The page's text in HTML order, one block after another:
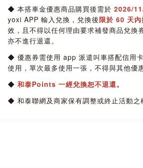
◆ 本搭車金優惠商品購買後需於 2026/
yoxi APP 輸入兌換，兌換後限於 60 天內
效，且不得以任何理由要求補發商品兌換
亦不進行退還。
◆ 優惠券需使用 app 派遣叫車搭配信用
使用，單次最多使用一張，不得與其他優
◆ 和泰Points 一經兌換恕不退還。
◆ 和泰聯網及商家保有調整或終止活動之